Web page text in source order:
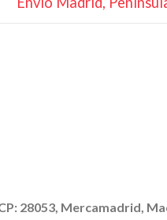
28053, Mercamadrid,